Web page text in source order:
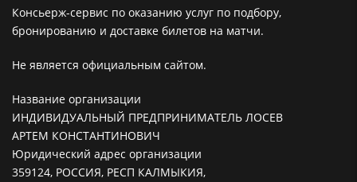
Консьерж-сервис по оказанию услуг по подбору,
бронированию и доставке билетов на матчи.
Не является официальным сайтом.
Название организации
ИНДИВИДУАЛЬНЫЙ ПРЕДПРИНИМАТЕЛЬ ЛОСЕВ
АРТЕМ КОНСТАНТИНОВИЧ
Юридический адрес организации
359124, РОССИЯ, РЕСП КАЛМЫКИЯ,